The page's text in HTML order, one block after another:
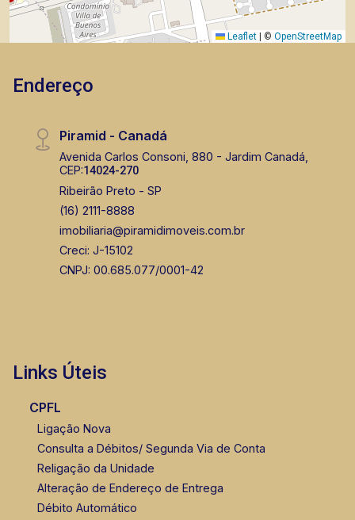
Leaflet © OpenStreetMap
Endereço
Piramid - Canadá
Avenida Carlos Consoni, 880 - Jardim Canadá,
CEP:14024-270
Ribeirão Preto - SP
(16) 2111-8888
imobiliaria@piramidimoveis.com.br
Creci: J-15102
CNPJ: 00.685.077/0001-42
Links Úteis
CPFL
Ligação Nova
Consulta a Débitos/ Segunda Via de Conta
Religação da Unidade
Alteração de Endereço de Entrega
Débito Automático